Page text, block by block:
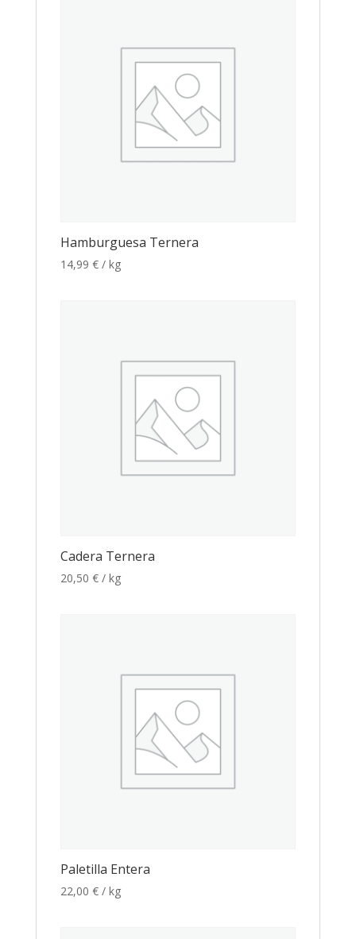
Hamburguesa Ternera
14,99 € / kg
Cadera Ternera
20,50 € / kg
Paletilla Entera
22,00 € / kg